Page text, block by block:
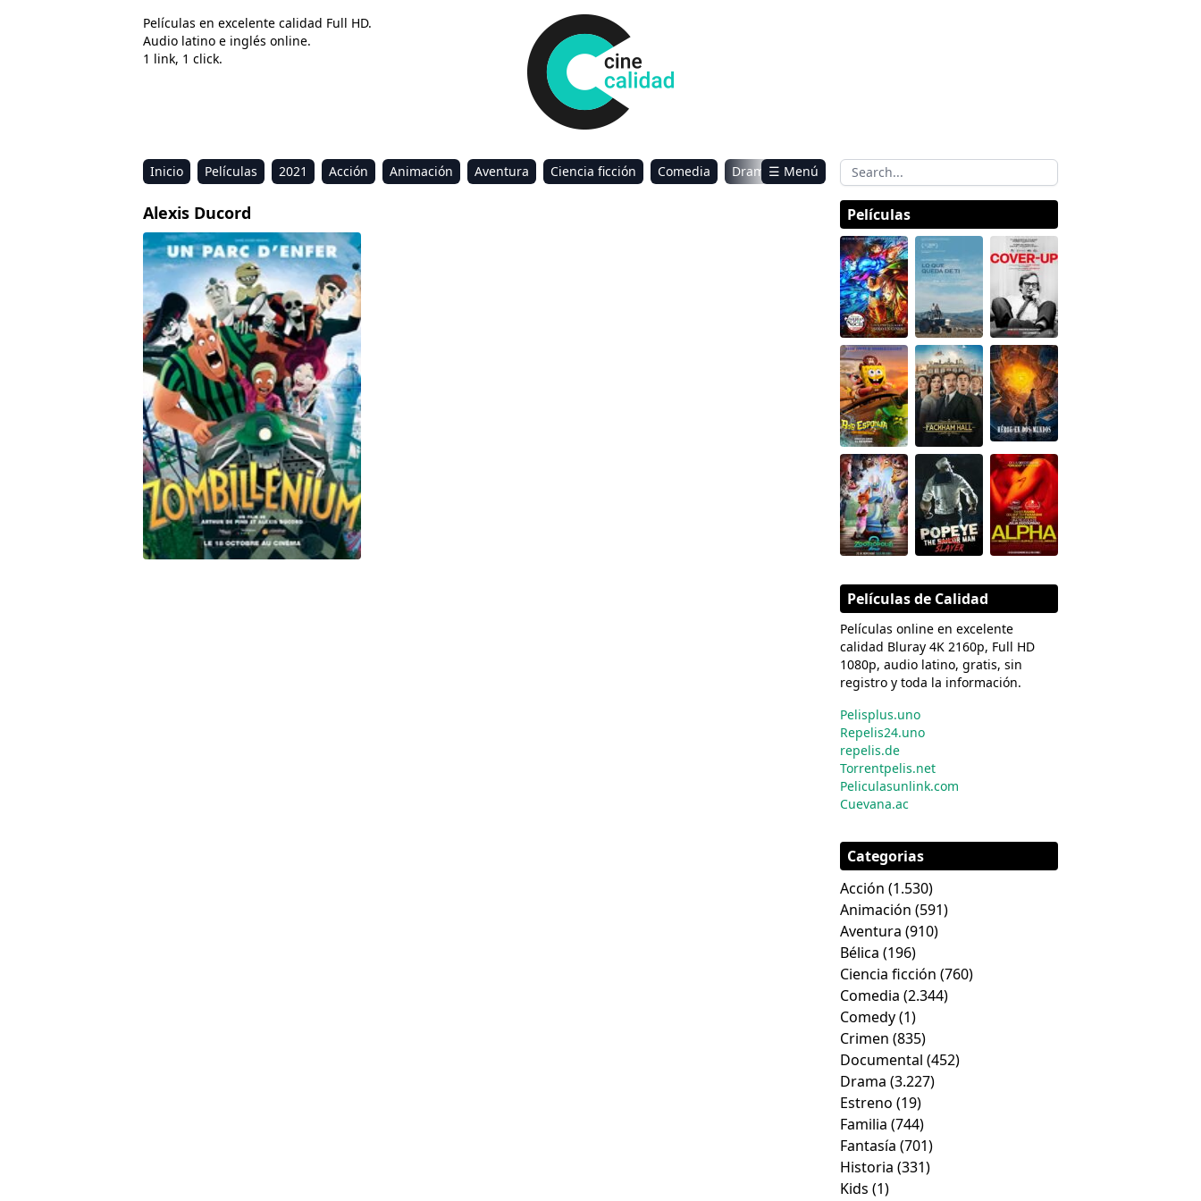
Películas en excelente calidad Full HD.
Audio latino e inglés online.
1 link, 1 click.
Inicio Películas 2021 Acción Animación Aventura Ciencia ficción Comedia
Drama
Estreno
☰ Menú
Alexis Ducord
Zombillenium
Películas
Películas de Calidad
Películas online en excelente
calidad Bluray 4K 2160p, Full HD
1080p, audio latino, gratis, sin
registro y toda la información.
Pelisplus.uno
Repelis24.uno
repelis.de
Torrentpelis.net
Peliculasunlink.com
Cuevana.ac
Categorias
Acción (1.530)
Animación (591)
Aventura (910)
Bélica (196)
Ciencia ficción (760)
Comedia (2.344)
Comedy(1)
Crimen (835)
Documental (452)
Drama (3.227)
Estreno (19)
Familia (744)
Fantasía (701)
Historia (331)
Kids (1)